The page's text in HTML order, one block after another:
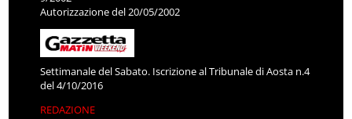
Autorizzazione del 20/05/2002
Settimanale del Sabato. Iscrizione al Tribunale di Aosta n.4
del 4/10/2016
REDAZIONE